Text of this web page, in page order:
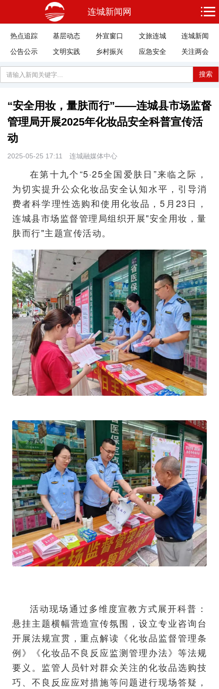
连城新闻网
热点追踪 基层动态 外宣窗口 文旅连城
连城新闻
公告公示
文明实践 乡村振兴 应急安全 关注两会
搜索
“安全用妆，量肤而行”——连城县市场监督
管理局开展2025年化妆品安全科普宣传活
动
2025-05-25 17:11 连城融媒体中心
在第十九个“5·25全国爱肤日”来临之际，
为切实提升公众化妆品安全认知水平，引导消
费者科学理性选购和使用化妆品，5月23日，
连城县市场监督管理局组织开展"安全用妆，量
肤而行"主题宣传活动。
活动现场通过多维度宣教方式展开科普：
悬挂主题横幅营造宣传氛围，设立专业咨询台
开展法规宣贯，重点解读《化妆品监督管理条
例》《化妆品不良反应监测管理办法》等法规
要义。监管人员针对群众关注的化妆品选购技
巧、不良反应应对措施等问题进行现场答疑，